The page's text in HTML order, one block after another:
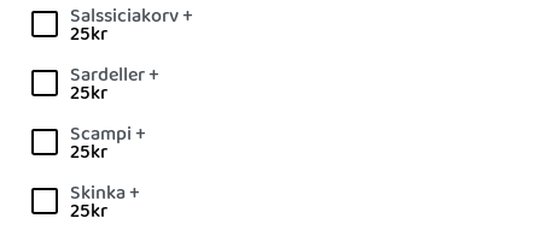
Salssiciakorv +
25kr
Sardeller +
25kr
Scampi +
25kr
Skinka +
25kr